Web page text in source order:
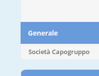
Generale
Società Capogruppo